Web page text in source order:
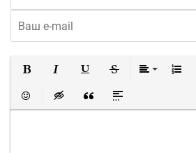
Вставить смайлик
Вставка скрытого текста
Вставка цитаты
Вставка спойлера